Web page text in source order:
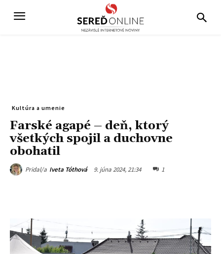
Kultúra a umenie
Farské agapé – deň, ktorý
všetkých spojil a duchovne
obohatil
Pridal/a Iveta Tóthová 9. júna 2024, 21:34 1